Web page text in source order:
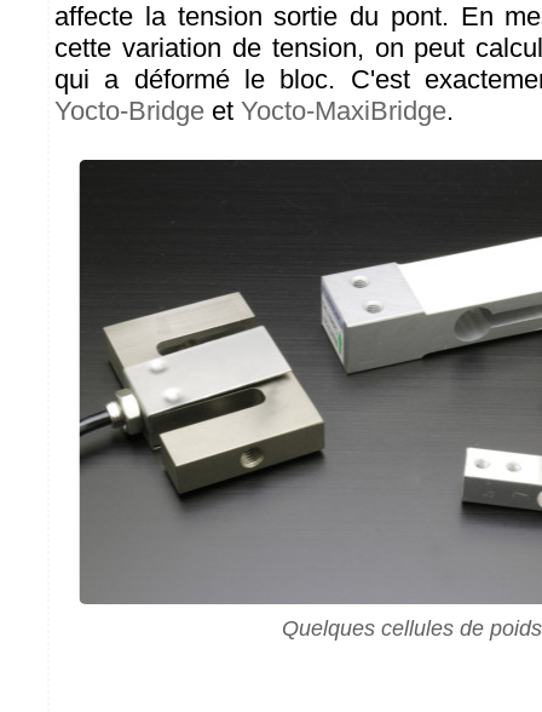
affecte la tension sortie du pont. En
cette variation de tension, on peut
qui a déformé le bloc. C'est
Yocto-Bridge et Yocto-MaxiBridge.
Quelques cellules de poids